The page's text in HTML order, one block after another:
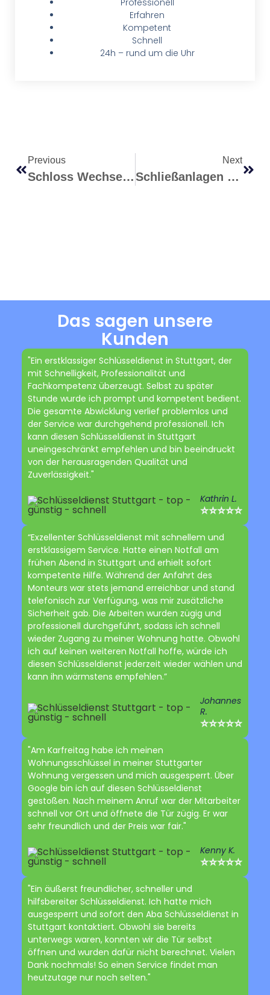
Professionell
Erfahren
Kompetent
Schnell
24h – rund um die Uhr
Previous
Schloss Wechseln Stuttgart: Wann Ist Es Sinnvoll?
Next
Schließanlagen Stuttgart: Vorteile Für Haus Und Gewerbe
Das sagen unsere
Kunden
"Ein erstklassiger Schlüsseldienst in Stuttgart, der
mit Schnelligkeit, Professionalität und
Fachkompetenz überzeugt. Selbst zu später
Stunde wurde ich prompt und kompetent bedient.
Die gesamte Abwicklung verlief problemlos und
der Service war durchgehend professionell. Ich
kann diesen Schlüsseldienst in Stuttgart
uneingeschränkt empfehlen und bin beeindruckt
von der herausragenden Qualität und
Zuverlässigkeit."
Kathrin L.
⭐⭐⭐⭐⭐
“Exzellenter Schlüsseldienst mit schnellem und
erstklassigem Service. Hatte einen Notfall am
frühen Abend in Stuttgart und erhielt sofort
kompetente Hilfe. Während der Anfahrt des
Monteurs war stets jemand erreichbar und stand
telefonisch zur Verfügung, was mir zusätzliche
Sicherheit gab. Die Arbeiten wurden zügig und
professionell durchgeführt, sodass ich schnell
wieder Zugang zu meiner Wohnung hatte. Obwohl
ich auf keinen weiteren Notfall hoffe, würde ich
diesen Schlüsseldienst jederzeit wieder wählen und
kann ihn wärmstens empfehlen.”
Johannes
R.
⭐⭐⭐⭐⭐
"Am Karfreitag habe ich meinen
Wohnungsschlüssel in meiner Stuttgarter
Wohnung vergessen und mich ausgesperrt. Über
Google bin ich auf diesen Schlüsseldienst
gestoßen. Nach meinem Anruf war der Mitarbeiter
schnell vor Ort und öffnete die Tür zügig. Er war
sehr freundlich und der Preis war fair."
Kenny K.
⭐⭐⭐⭐⭐
"Ein äußerst freundlicher, schneller und
hilfsbereiter Schlüsseldienst. Ich hatte mich
ausgesperrt und sofort den Aba Schlüsseldienst in
Stuttgart kontaktiert. Obwohl sie bereits
unterwegs waren, konnten wir die Tür selbst
öffnen und wurden dafür nicht berechnet. Vielen
Dank nochmals! So einen Service findet man
heutzutage nur noch selten."